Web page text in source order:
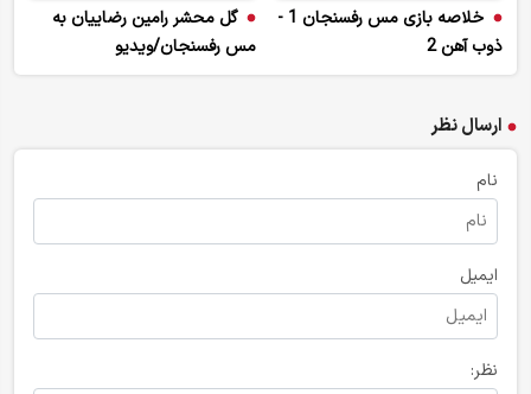
خلاصه بازی مس رفسنجان 1 -
ذوب آهن 2
گل محشر رامین رضاییان به
مس رفسنجان/ویدیو
ارسال نظر
نام
ایمیل
نظر: